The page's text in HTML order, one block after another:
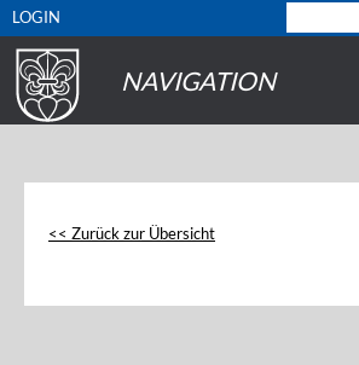
LOGIN
NAVIGATION
<< Zurück zur Übersicht